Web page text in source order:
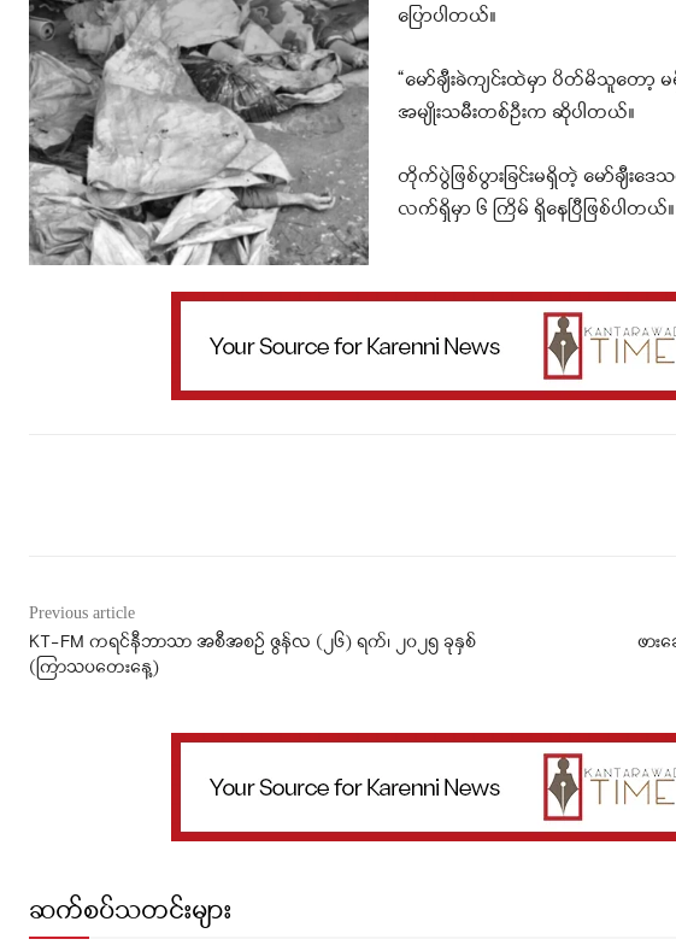
ပြောပါတယ်။
“မော်ချီးခဲကျင်းထဲမှာ ပိတ်မိသူတေ
အမျိုးသမီးတစ်ဦးက ဆိုပါတယ်။
တိုက်ပွဲဖြစ်ပွားခြင်းမရှိတဲ့ မော်ချီ
လက်ရှိမှာ ၆ ကြိမ် ရှိနေပြီဖြစ်ပါတယ်။
Previous article
KT-FM ကရင်နီဘာသာ အစီအစဉ် ဇွန်လ (၂၆) ရက်၊ ၂၀၂၅ ခုနှစ်
(ကြာသပတေးနေ့)
ဖာ
ဆက်စပ်သတင်းများ